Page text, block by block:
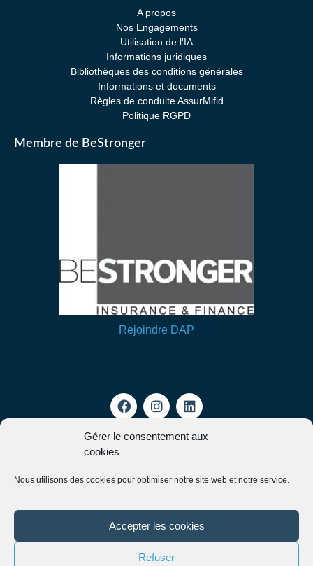
Gérer le consentement aux
cookies
Nous utilisons des cookies pour optimiser notre site web et notre service.
Accepter les cookies
Refuser
A propos
Nos Engagements
Utilisation de l'IA
Informations juridiques
Bibliothèques des conditions générales
Informations et documents
Règles de conduite AssurMifid
Politique RGPD
Membre de BeStronger
Rejoindre DAP
Groupe DAP2026© Tous droits réservés